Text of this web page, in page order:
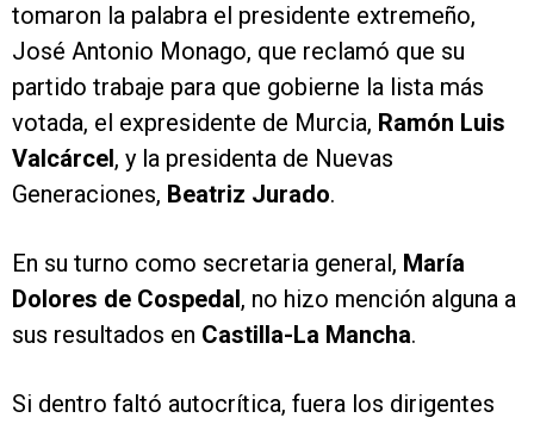
tomaron la palabra el presidente extremeño,
José Antonio Monago, que reclamó que su
partido trabaje para que gobierne la lista más
votada, el expresidente de Murcia, Ramón Luis
Valcárcel, y la presidenta de Nuevas
Generaciones, Beatriz Jurado.
En su turno como secretaria general, María
Dolores de Cospedal, no hizo mención alguna a
sus resultados en Castilla-La Mancha.
Si dentro faltó autocrítica, fuera los dirigentes